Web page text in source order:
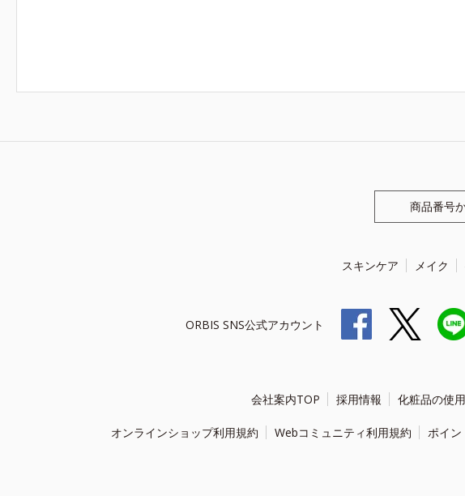
商品番号
スキンケア メイク
ORBIS SNS公式アカウント
会社案内TOP 採用情報 化粧品の使
オンラインショップ利用規約 Webコミュニティ利用規約 ポイン